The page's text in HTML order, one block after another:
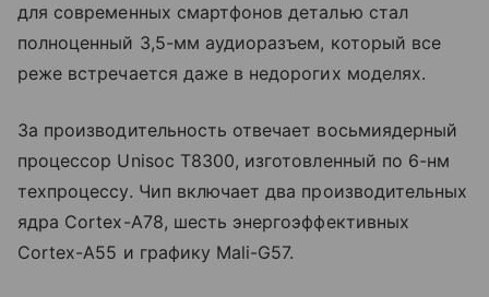
для современных смартфонов деталью стал
полноценный 3,5-мм аудиоразъем, который все
реже встречается даже в недорогих моделях.
За производительность отвечает восьмиядерный
процессор Unisoc T8300, изготовленный по 6-нм
техпроцессу. Чип включает два производительных
ядра Cortex-A78, шесть энергоэффективных
Cortex-A55 и графику Mali-G57.